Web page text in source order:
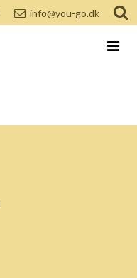
info@you-go.dk